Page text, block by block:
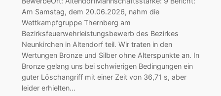
Am Samstag, dem 20.06.2026, nahm die
Wettkampfgruppe Thernberg am
Bezirksfeuerwehrleistungsbewerb des Bezirkes
Neunkirchen in Altendorf teil. Wir traten in den
Wertungen Bronze und Silber ohne Alterspunkte an. In
Bronze gelang uns bei schwierigen Bedingungen ein
guter Löschangriff mit einer Zeit von 36,71 s, aber
leider erhielten…